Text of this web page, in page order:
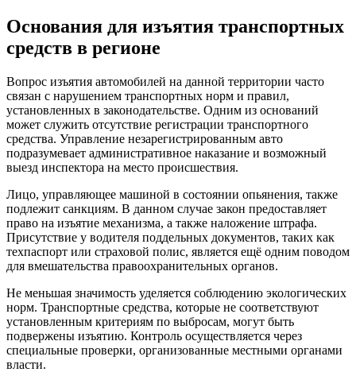
Основания для изъятия транспортных
средств в регионе
Вопрос изъятия автомобилей на данной территории часто
связан с нарушением транспортных норм и правил,
установленных в законодательстве. Одним из оснований
может служить отсутствие регистрации транспортного
средства. Управление незарегистрированным авто
подразумевает административное наказание и возможный
выезд инспектора на место происшествия.
Лицо, управляющее машиной в состоянии опьянения, также
подлежит санкциям. В данном случае закон предоставляет
право на изъятие механизма, а также наложение штрафа.
Присутствие у водителя поддельных документов, таких как
техпаспорт или страховой полис, является ещё одним поводом
для вмешательства правоохранительных органов.
Не меньшая значимость уделяется соблюдению экологических
норм. Транспортные средства, которые не соответствуют
установленным критериям по выбросам, могут быть
подвержены изъятию. Контроль осуществляется через
специальные проверки, организованные местными органами
власти.